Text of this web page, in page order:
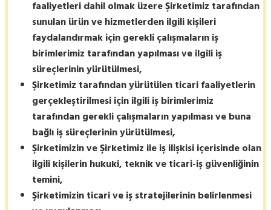
faaliyetleri dahil olmak üzere Şirketimiz tarafından
sunulan ürün ve hizmetlerden ilgili kişileri
faydalandırmak için gerekli çalışmaların iş
birimlerimiz tarafından yapılması ve ilgili iş
süreçlerinin yürütülmesi,
Şirketimiz tarafından yürütülen ticari faaliyetlerin
gerçekleştirilmesi için ilgili iş birimlerimiz
tarafından gerekli çalışmaların yapılması ve buna
bağlı iş süreçlerinin yürütülmesi,
Şirketimizin ve Şirketimiz ile iş ilişkisi içerisinde olan
ilgili kişilerin hukuki, teknik ve ticari-iş güvenliğinin
temini,
Şirketimizin ticari ve iş stratejilerinin belirlenmesi